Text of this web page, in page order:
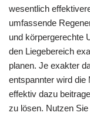
wesentlich
umfassende
und körpergerechte
den Liegebereich
planen. Je exakter
entspannter wird die
effektiv dazu
zu lösen. Nutzen